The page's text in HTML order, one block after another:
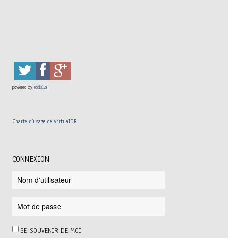
powered by social2s
Charte d’usage de VirtuaJDR
CONNEXION
SE SOUVENIR DE MOI